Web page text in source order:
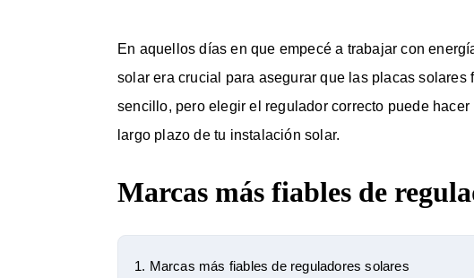
En aquellos días en que empecé a trabajar con
solar era crucial para asegurar que las placas
sencillo, pero elegir el regulador correcto puede
largo plazo de tu instalación solar.
Marcas más fiables de
1. Marcas más fiables de reguladores solares